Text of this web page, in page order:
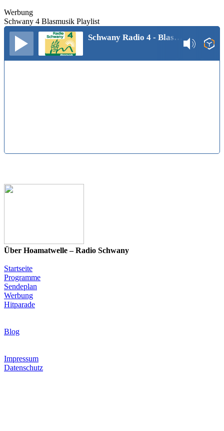
Werbung
Schwany 4 Blasmusik Playlist
Schwany Radio 4 - Blasmusik
Über Hoamatwelle – Radio Schwany
Startseite
Programme
Sendeplan
Werbung
Hitparade
Blog
Impressum
Datenschutz